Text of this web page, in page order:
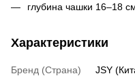
глубина чашки 16–18
Характеристики
Бренд (Страна)
JSY